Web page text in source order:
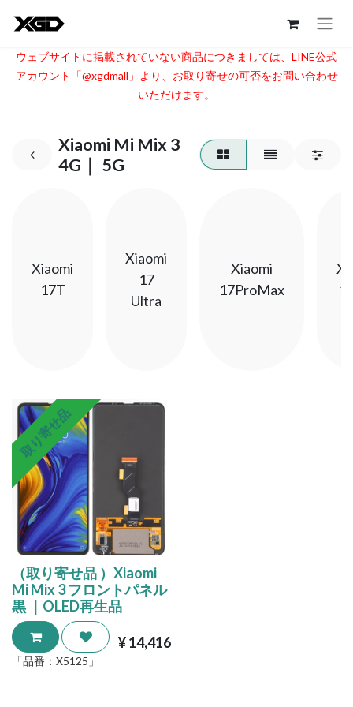
ウェブサイトに掲載されていない商品につきましては、LINE公式
アカウント「@xgdmall」より、お取り寄せの可否をお問い合わせ
いただけます。​
Xiaomi Mi Mix 3
4G｜ 5G
Xiaomi
17T
Xiaomi
17
Ultra
Xiaomi
17ProMax
取り寄せ品
（取り寄せ品 ）Xiaomi
Mi Mix 3 フロントパネル
黒 ｜OLED再生品
¥14,416
「品番： X5125 」